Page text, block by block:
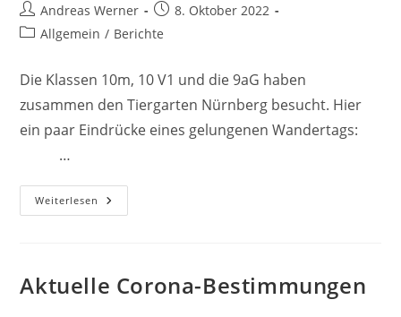
Beitrags-
Autor:
Andreas Werner
Beitrag
veröffentlicht:
8. Oktober 2022
Beitrags-
Allgemein / Berichte
Die Klassen 10m, 10 V1 und die 9aG haben
zusammen den Tiergarten Nürnberg besucht. Hier
ein paar Eindrücke eines gelungenen Wandertags:
…
Weiterlesen Ausflug
Tiergarten
Aktuelle Corona-Bestimmungen